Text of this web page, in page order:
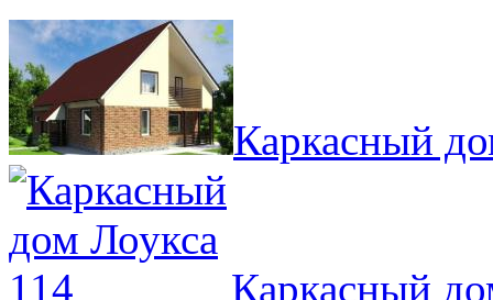
Каркасный
Каркасный